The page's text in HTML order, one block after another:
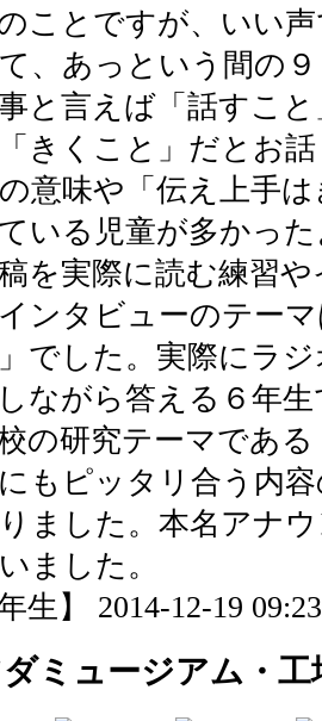
ことですが、いい
、あっという間の
と言えば「話すこ
きくこと」だとお
意味や「伝え上手
いる児童が多かっ
を実際に読む練習
ンタビューのテー
でした。実際にラ
ながら答える６年
の研究テーマであ
もピッタリ合う内
ました。本名アナ
ました。
年生】 2014-12-19
ミュージアム・工